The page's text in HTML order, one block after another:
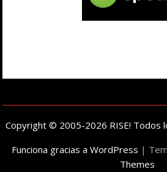
Copyright © 2005-2026 RISE! Todos
Funciona gracias a WordPress |
Themes